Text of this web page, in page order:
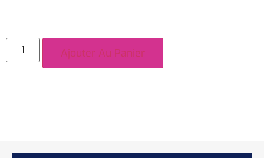
Ajouter Au Panier